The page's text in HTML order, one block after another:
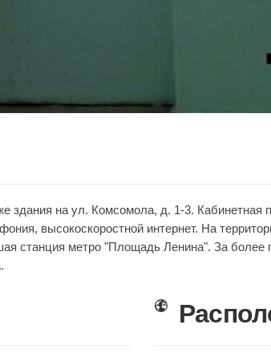
здания на ул. Комсомола, д. 1-3. Кабинетная
высокоскоростной интернет. На
станция метро "Площадь Ленина". За